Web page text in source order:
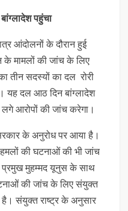
पहुंचा
आंदोलनों के दौरान हुई
के मामलों की जांच के लिए
तीन सदस्यों का दल रोरी
यह दल आठ दिन बांग्लादेश
लगे आरोपों की जांच करेगा।
के अनुरोध पर आया है।
की घटनाओं की भी जांच
मुहम्मद यूनुस के साथ
की जांच के लिए संयुक्त
है। संयुक्त राष्ट्र के अनुसार